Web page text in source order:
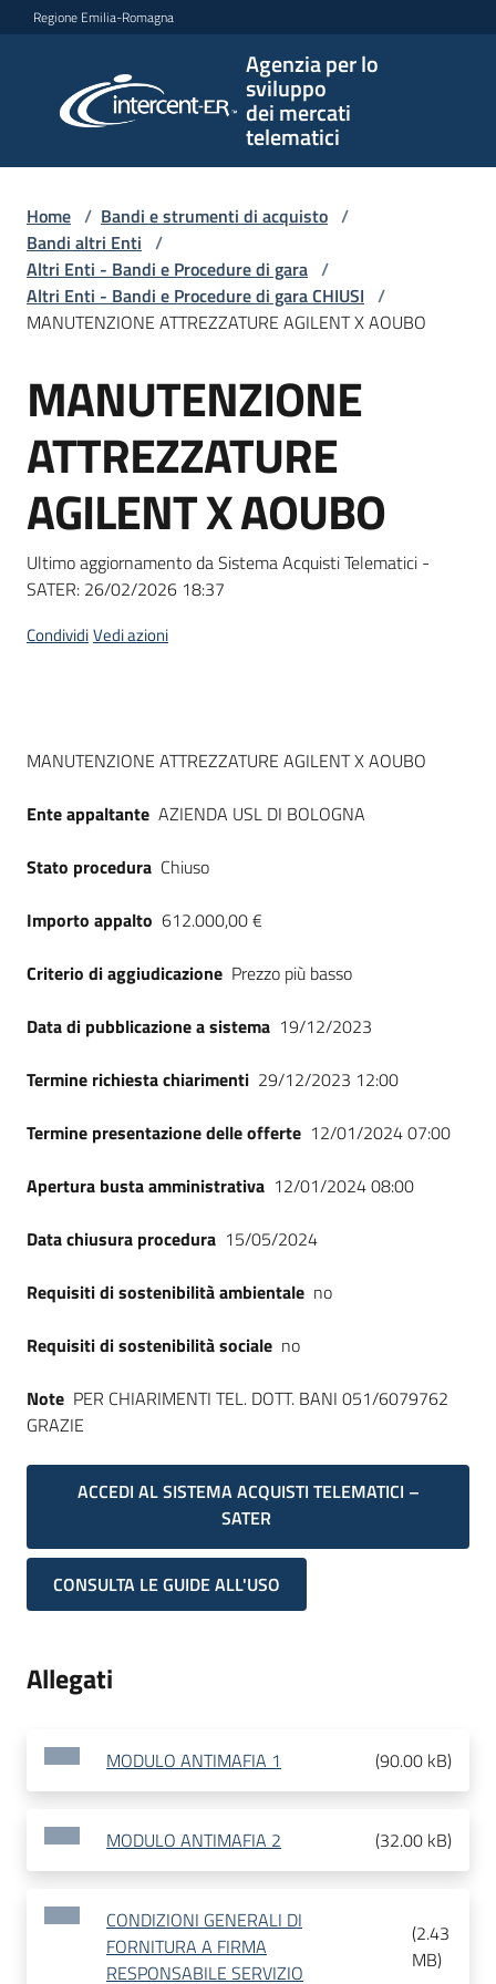
Vai al contenuto
Vai alla navigazione
Vai al footer
Regione Emilia-Romagna
Agenzia per lo
sviluppo
dei mercati
telematici
per lo
sviluppo
telematici
L'Agenzia
Bandi
strumenti
acquisto
Supporto
English
site
su
Home / Bandi e strumenti di acquisto /
Bandi altri Enti /
Altri Enti - Bandi e Procedure di gara /
Altri Enti - Bandi e Procedure di gara CHIUSI /
MANUTENZIONE ATTREZZATURE AGILENT X AOUBO
Salta al contenuto
MANUTENZIONE
ATTREZZATURE
AGILENT X AOUBO
Ultimo aggiornamento da Sistema Acquisti Telematici -
SATER: 26/02/2026 18:37
CondividiVedi azioni
Dati del bando
MANUTENZIONE ATTREZZATURE AGILENT X AOUBO
Ente appaltante AZIENDA USL DI BOLOGNA
Stato procedura Chiuso
Importo appalto 612.000,00 €
Criterio di aggiudicazione Prezzo più basso
Data di pubblicazione a sistema 19/12/2023
Termine richiesta chiarimenti 29/12/2023 12:00
Termine presentazione delle offerte 12/01/2024 07:00
Apertura busta amministrativa 12/01/2024 08:00
Data chiusura procedura 15/05/2024
Requisiti di sostenibilità ambientale no
Requisiti di sostenibilità sociale no
Note PER CHIARIMENTI TEL. DOTT. BANI 051/6079762
GRAZIE
ACCEDI AL SISTEMA ACQUISTI TELEMATICI –
SATER
CONSULTA LE GUIDE ALL'USO
Allegati
MODULO ANTIMAFIA 1 (90.00 kB)
MODULO ANTIMAFIA 2 (32.00 kB)
CONDIZIONI GENERALI DI
FORNITURA A FIRMA
RESPONSABILE SERVIZIO
(2.43
MB)